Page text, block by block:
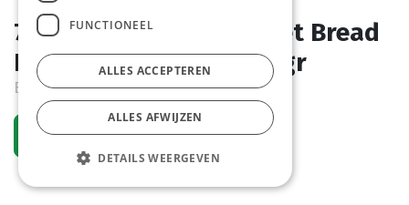
7607 Mini Naanta Pocket Bread
Pastridor 40 x 2 x 18,5 gr
Bestelartikel
Vraag een account aan
FUNCTIONEEL
ALLES ACCEPTEREN
ALLES AFWIJZEN
DETAILS WEERGEVEN